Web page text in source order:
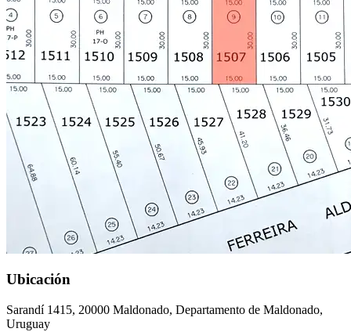
Ubicación
Sarandí 1415, 20000 Maldonado, Departamento de Maldonado,
Uruguay